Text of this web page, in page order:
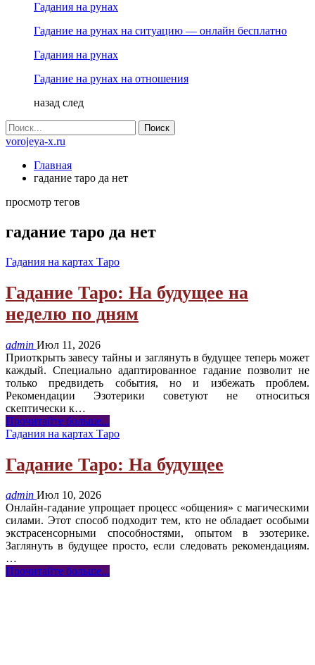
Гадания на рунах
Гадание на рунах на ситуацию — онлайн бесплатно
Гадания на рунах
Гадание на рунах на отношения
назад след
vorojeya-x.ru
Главная
гадание таро да нет
просмотр тегов
гадание таро да нет
Гадания на картах Таро
Гадание Таро: На будущее на
неделю по дням
admin Июл 11, 2026
Приоткрыть завесу тайны и заглянуть в будущее теперь может
каждый. Специально адаптированное гадание позволит не
только предвидеть события, но и избежать проблем.
Рекомендации Эзотерики советуют не относиться
скептически к…
Прочитайте больше...
Гадания на картах Таро
Гадание Таро: На будущее
admin Июл 10, 2026
Онлайн-гадание упрощает процесс «общения» с магическими
силами. Этот способ подходит тем, кто не обладает особыми
экстрасенсорными способностями, опытом в эзотерике.
Заглянуть в будущее просто, если следовать рекомендациям.
…
Прочитайте больше...